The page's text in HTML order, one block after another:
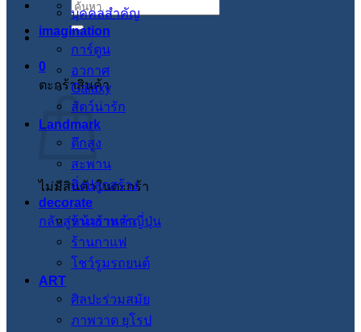
ค้นหา:
0
ตะกร้าสินค้า
ไม่มีสินค้าในตะกร้า
กลับสู่หน้าร้านค้า
บุคคลสำคัญ
imagination
การ์ตูน
อวกาศ
Galaxy
สัตว์น่ารัก
Landmark
ตึกสูง
สะพาน
สิ่งปลูกสร้าง
decorate
ร้านอาหารญี่ปุ่น
ร้านกาแฟ
โชว์รูมรถยนต์
ART
ศิลปะร่วมสมัย
ภาพวาด ยุโรป